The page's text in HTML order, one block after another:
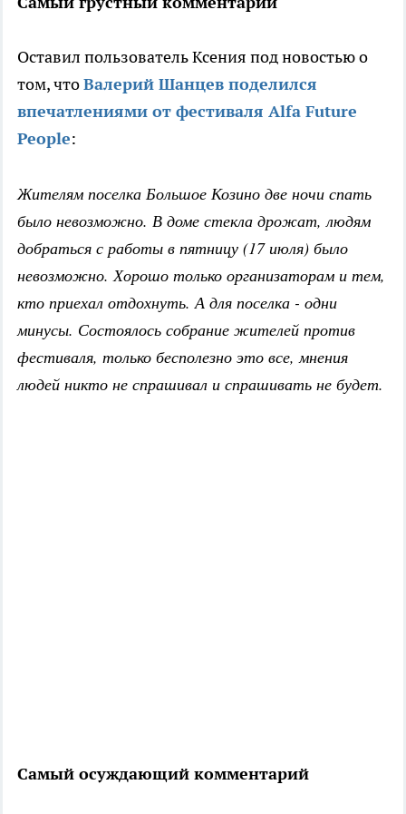
Оставил пользователь Ксения под новостью о
том, чтоВалерий Шанцев поделился
впечатлениями от фестиваля Alfa Future
People:
Жителям поселка Большое Козино две ночи спать
было невозможно. В доме стекла дрожат, людям
добраться с работы в пятницу (17 июля) было
невозможно. Хорошо только организаторам и тем,
кто приехал отдохнуть. А для поселка - одни
минусы. Состоялось собрание жителей против
фестиваля, только бесполезно это все, мнения
людей никто не спрашивал и спрашивать не будет.
Самый осуждающий комментарий